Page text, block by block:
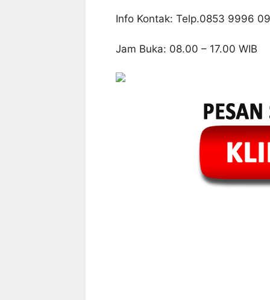
Info Kontak: Telp.0853 9996
Jam Buka: 08.00 – 17.00 WIB